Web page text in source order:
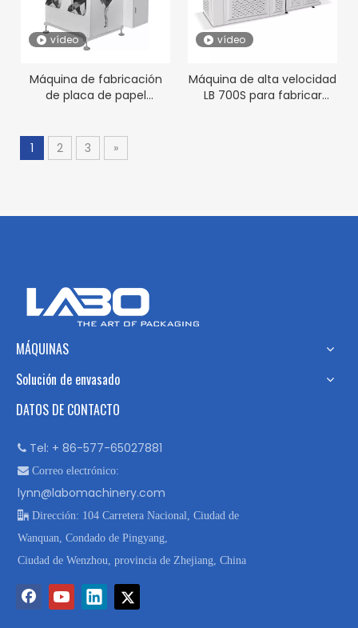
vídeo
Máquina de fabricación
de placa de papel
vídeo
Máquina de alta velocidad
LB 700S para fabricar
1
2 3 »
MÁQUINAS
Solución de envasado
DATOS DE CONTACTO
 Tel: + 86-577-65027881
 Correo electrónico:
lynn@labomachinery.com
 Dirección: 104 Carretera Nacional, Ciudad de
Wanquan, Condado de Pingyang,
Ciudad de Wenzhou, provincia de Zhejiang, China